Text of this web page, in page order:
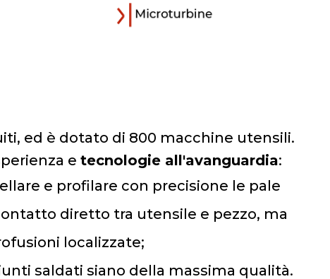
ed è dotato di 800 macchine utensili.
e tecnologie all'avanguardia:
e profilare con precisione le pale
diretto tra utensile e pezzo, ma
localizzate;
saldati siano della massima qualità.